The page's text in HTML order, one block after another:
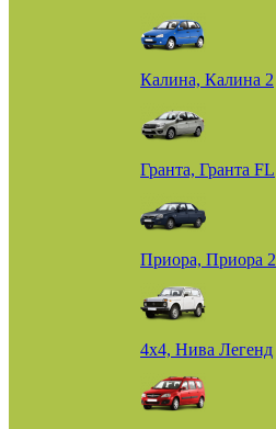
Калина, Калина 2
Гранта, Гранта FL
Приора, Приора 2
4х4, Нива Легенд